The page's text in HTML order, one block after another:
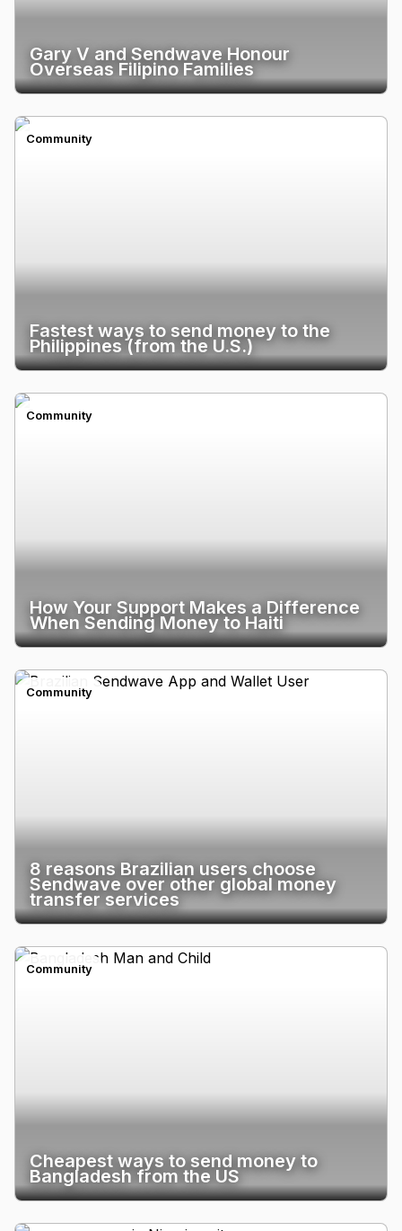
Gary V and Sendwave Honour
Overseas Filipino Families
Community
Fastest ways to send money to the
Philippines (from the U.S.)
Community
How Your Support Makes a Difference
When Sending Money to Haiti
Community
8 reasons Brazilian users choose
Sendwave over other global money
transfer services
Community
Cheapest ways to send money to
Bangladesh from the US